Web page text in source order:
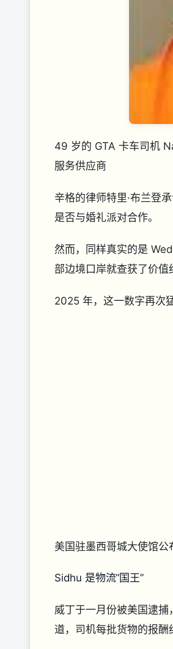
49 岁的 GTA 卡车司机
服务供应商
辛格的律师特里·布兰登
是否与婚礼派对合作。
然而，同样真实的是
部边境口岸就查获了价值
2025 年，这一数字再次猛
美国驻墨西哥城大使馆公
Sidhu 是物流“国王”
威丁于一月份被美国逮
道，司机每批货物的报酬